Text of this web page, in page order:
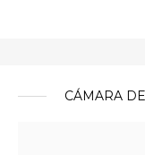
CÁMARA